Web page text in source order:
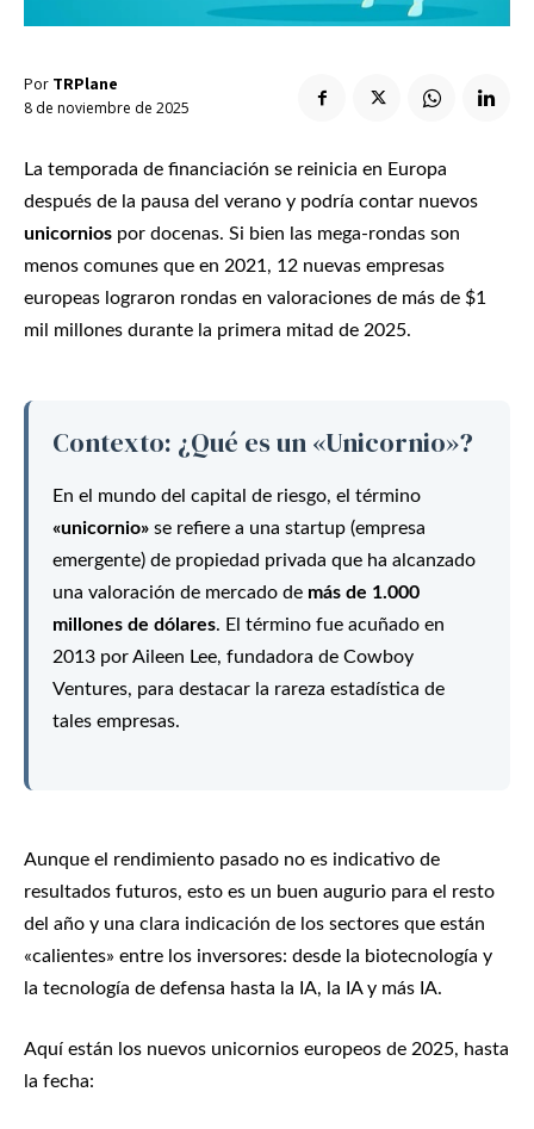
Enlaces útiles
Registro / Entrar
Suscribir
Contacto
Privacidad Aviso Legal Política de cookies
Registro / Entrar Suscribir
Privacidad Aviso Legal Política de cookies
Por TRPlane
8 de noviembre de 2025
La temporada de financiación se reinicia en Europa
después de la pausa del verano y podría contar nuevos
unicornios por docenas. Si bien las mega-rondas son
menos comunes que en 2021, 12 nuevas empresas
europeas lograron rondas en valoraciones de más de $1
mil millones durante la primera mitad de 2025.
Contexto: ¿Qué es un «Unicornio»?
En el mundo del capital de riesgo, el término
«unicornio» se refiere a una startup (empresa
emergente) de propiedad privada que ha alcanzado
una valoración de mercado de más de 1.000
millones de dólares. El término fue acuñado en
2013 por Aileen Lee, fundadora de Cowboy
Ventures, para destacar la rareza estadística de
tales empresas.
Aunque el rendimiento pasado no es indicativo de
resultados futuros, esto es un buen augurio para el resto
del año y una clara indicación de los sectores que están
«calientes» entre los inversores: desde la biotecnología y
la tecnología de defensa hasta la IA, la IA y más IA.
Aquí están los nuevos unicornios europeos de 2025, hasta
la fecha: